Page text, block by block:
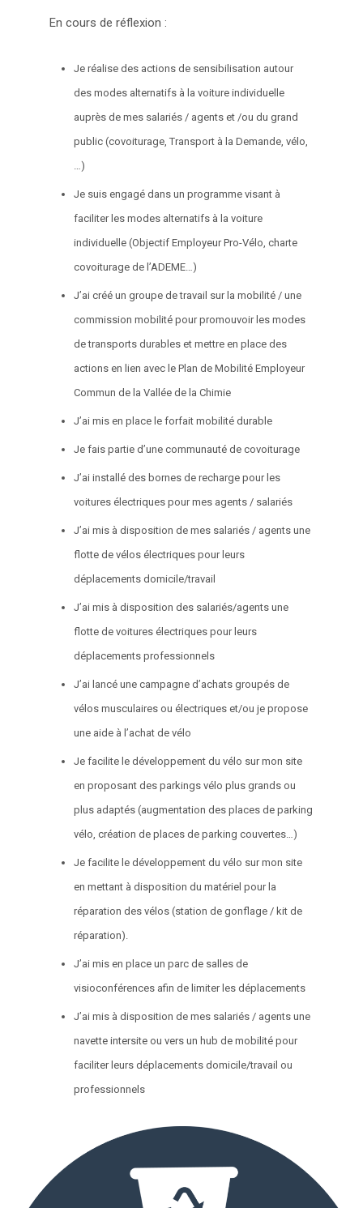
En cours de réflexion :
Je réalise des actions de sensibilisation autour
des modes alternatifs à la voiture individuelle
auprès de mes salariés / agents et /ou du grand
public (covoiturage, Transport à la Demande, vélo,
…)
Je suis engagé dans un programme visant à
faciliter les modes alternatifs à la voiture
individuelle (Objectif Employeur Pro-Vélo, charte
covoiturage de l’ADEME…)
J’ai créé un groupe de travail sur la mobilité / une
commission mobilité pour promouvoir les modes
de transports durables et mettre en place des
actions en lien avec le Plan de Mobilité Employeur
Commun de la Vallée de la Chimie
J’ai mis en place le forfait mobilité durable
Je fais partie d’une communauté de covoiturage
J’ai installé des bornes de recharge pour les
voitures électriques pour mes agents / salariés
J’ai mis à disposition de mes salariés / agents une
flotte de vélos électriques pour leurs
déplacements domicile/travail
J’ai mis à disposition des salariés/agents une
flotte de voitures électriques pour leurs
déplacements professionnels
J’ai lancé une campagne d’achats groupés de
vélos musculaires ou électriques et/ou je propose
une aide à l’achat de vélo
Je facilite le développement du vélo sur mon site
en proposant des parkings vélo plus grands ou
plus adaptés (augmentation des places de parking
vélo, création de places de parking couvertes…)
Je facilite le développement du vélo sur mon site
en mettant à disposition du matériel pour la
réparation des vélos (station de gonflage / kit de
réparation).
J’ai mis en place un parc de salles de
visioconférences afin de limiter les déplacements
J’ai mis à disposition de mes salariés / agents une
navette intersite ou vers un hub de mobilité pour
faciliter leurs déplacements domicile/travail ou
professionnels